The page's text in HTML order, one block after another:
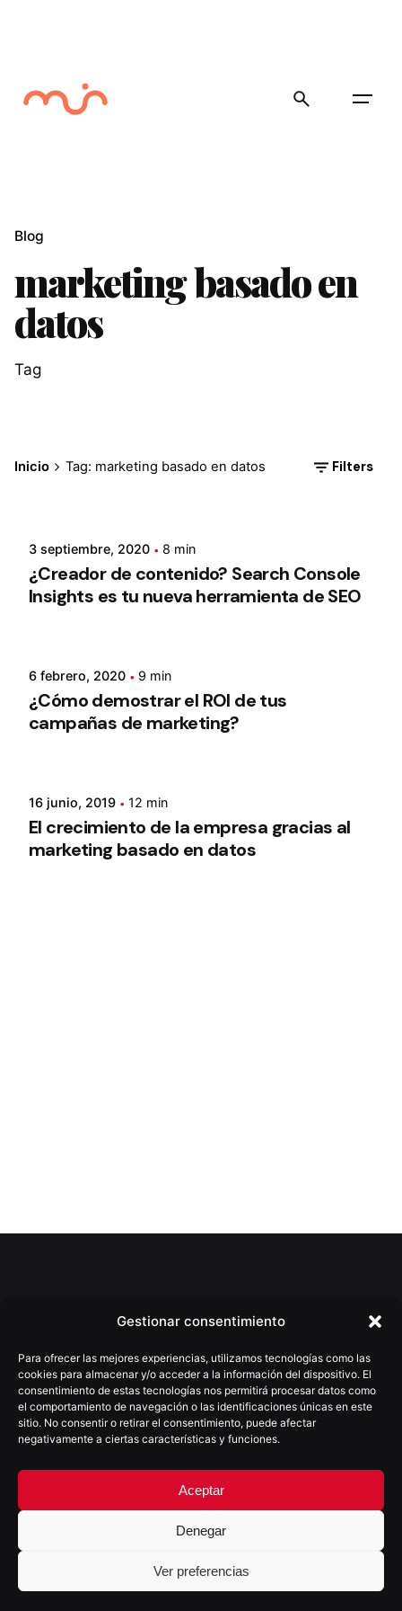
Gestionar consentimiento
Para ofrecer las mejores experiencias, utilizamos tecnologías como las
cookies para almacenar y/o acceder a la información del dispositivo. El
consentimiento de estas tecnologías nos permitirá procesar datos como
el comportamiento de navegación o las identificaciones únicas en este
sitio. No consentir o retirar el consentimiento, puede afectar
negativamente a ciertas características y funciones.
Aceptar
Denegar
Ver preferencias
Blog
marketing basado en
datos
Tag
Inicio Tag: marketing basado en datos Filters
3 septiembre, 2020 8 min
¿Creador de contenido? Search Console
Insights es tu nueva herramienta de SEO
6 febrero, 2020 9 min
¿Cómo demostrar el ROI de tus
campañas de marketing?
16 junio, 2019 12 min
El crecimiento de la empresa gracias al
marketing basado en datos
(+34) 922 025 755
C/Villalba Hervás nº4, 4ºD
España
SOMOS PARTNER